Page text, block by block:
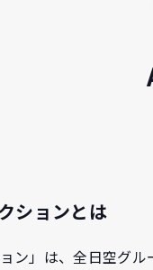
ションとは
ョン」は、全日空